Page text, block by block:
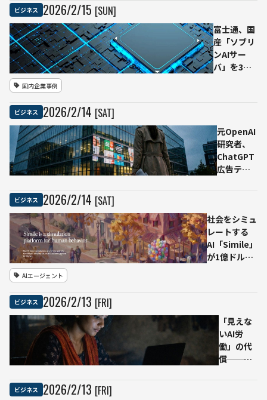
究・工学
領域の高
度な問題
解決に照
をロールアウ
ト
ビジネス 2026/2/15 [SUN]
富士通、国
産「ソブリ
ンAIサー
バ」を3月
世代GPU搭
載、国内一
貫生産で
“主権” 強
国内企業事例
ビジネス 2026/2/14 [SAT]
元OpenAI
研究者、
ChatGPT
広告テス
に
「OpenAI
は
Facebook
ビジネス 2026/2/14 [SAT]
社会をシミュ
レートする
AI「Simile」
が1億ドル調
トが意思決定
を予見
AIエージェント
ビジネス 2026/2/13 [FRI]
「見えな
いAI労
働」の代
償──イ
ビジネス 2026/2/13 [FRI]